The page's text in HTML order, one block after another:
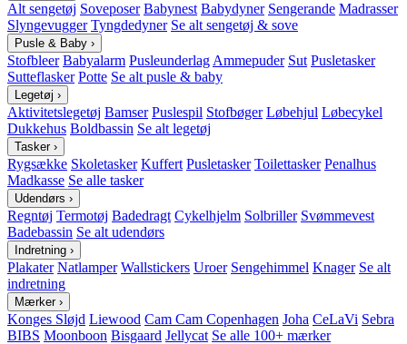
Alt sengetøj Soveposer Babynest Babydyner Sengerande Madrasser
Slyngevugger Tyngdedyner Se alt sengetøj & sove
Pusle & Baby ›
Stofbleer Babyalarm Pusleunderlag Ammepuder Sut Pusletasker
Sutteflasker Potte Se alt pusle & baby
Legetøj ›
Aktivitetslegetøj Bamser Puslespil Stofbøger Løbehjul Løbecykel
Dukkehus Boldbassin Se alt legetøj
Tasker ›
Rygsække Skoletasker Kuffert Pusletasker Toilettasker Penalhus
Madkasse Se alle tasker
Udendørs ›
Regntøj Termotøj Badedragt Cykelhjelm Solbriller Svømmevest
Badebassin Se alt udendørs
Indretning ›
Plakater Natlamper Wallstickers Uroer Sengehimmel Knager Se alt
indretning
Mærker ›
Konges Sløjd Liewood Cam Cam Copenhagen Joha CeLaVi Sebra
BIBS Moonboon Bisgaard Jellycat Se alle 100+ mærker